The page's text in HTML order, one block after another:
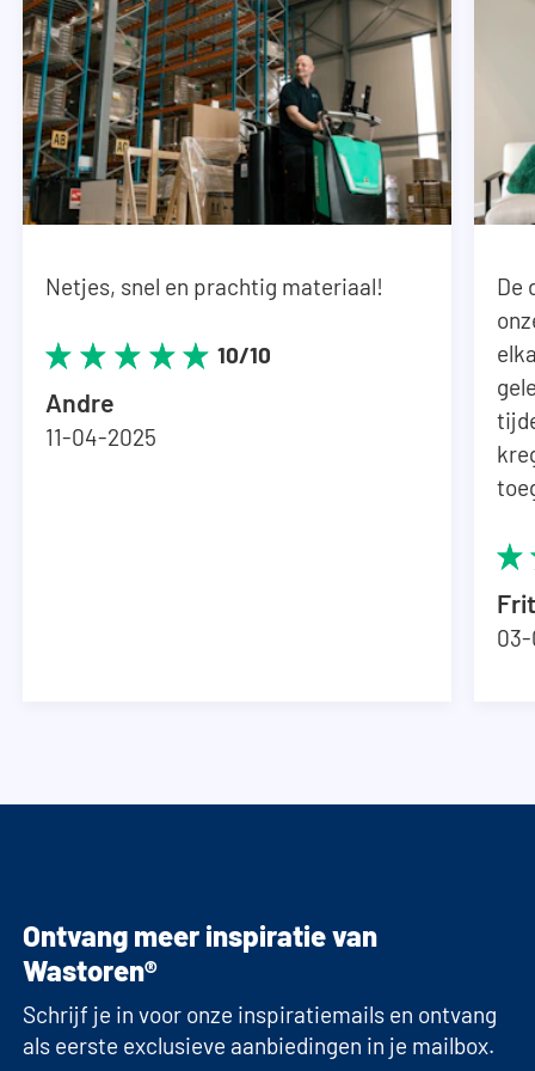
Netjes, snel en prachtig materiaal!
10/10
Andre
11-04-2025
De
Ontvang meer inspiratie van
Wastoren®
Schrijf je in voor onze inspiratiemails en ontvang
als eerste exclusieve aanbiedingen in je mailbox.